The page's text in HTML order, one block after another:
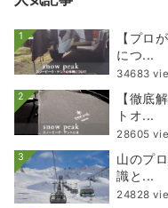
1
【プロ
につ...
34683
2
【徹底
トオ...
28605
3
山のプ
識と...
24828